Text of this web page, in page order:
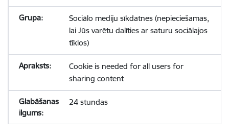
Sociālo mediju sīkdatnes (nepieciešamas,
lai Jūs varētu dalīties ar saturu sociālajos
tīklos)
Cookie is needed for all users for
sharing content
24 stundas